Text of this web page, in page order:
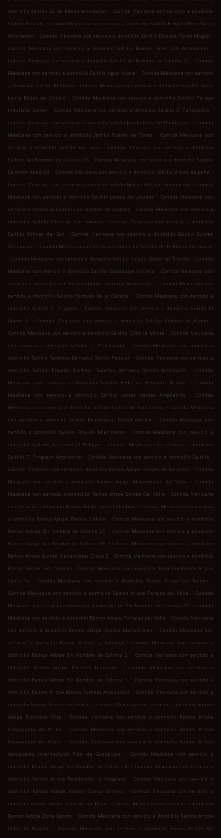
domicilio Saltillo 26 de Marzo Ampliación . Comida Mexicana con servicio a domicilio
Saltillo Girasol . Comida Mexicana con servicio a domicilio Saltillo Froylán Mier Narro
Ampliación . Comida Mexicana con servicio a domicilio Saltillo Ricardo Flores Magón .
Comida Mexicana con servicio a domicilio Saltillo Buenos Aires 2da Ampliación
.
Comida Mexicana con servicio a domicilio Saltillo Sin Nombre de Colonia 21
. Comida
Mexicana con servicio a domicilio Saltillo Agua Nueva . Comida Mexicana con servicio
a domicilio Saltillo El Álamo . Comida Mexicana con servicio a domicilio Saltillo Diana
Laura Riojas de Colosio . Comida Mexicana con servicio a domicilio Saltillo Parque
Industrial Server . Comida Mexicana con servicio a domicilio Saltillo El Tanquecito .
Comida Mexicana con servicio a domicilio Saltillo Josefa Ortiz de Domínguez . Comida
Mexicana con servicio a domicilio Saltillo Puerto de Flores
. Comida Mexicana con
servicio a domicilio Saltillo San Juan
. Comida Mexicana con servicio a domicilio
Saltillo Sin Nombre de Colonia 26 . Comida Mexicana con servicio a domicilio Saltillo
Salomón Abedrop . Comida Mexicana con servicio a domicilio Saltillo Vistas de peña .
Comida Mexicana con servicio a domicilio Saltillo Miguel Hidalgo Ampliación . Comida
Mexicana con servicio a domicilio Saltillo Lomas de Lourdes . Comida Mexicana con
servicio a domicilio Saltillo Las Huertas de Lourdes . Comida Mexicana con servicio a
domicilio Saltillo Villas de San Lorenzo
. Comida Mexicana con servicio a domicilio
Saltillo Colinas del Sur . Comida Mexicana con servicio a domicilio Saltillo Buitres
Ampliación . Comida Mexicana con servicio a domicilio Saltillo 26 de Marzo 4to Sector
. Comida Mexicana con servicio a domicilio Saltillo Eulalio Gutiérrez Treviño . Comida
Mexicana con servicio a domicilio Saltillo Guadalupe Victoria . Comida Mexicana con
servicio a domicilio Saltillo Guadalupe Victoria Ampliación
. Comida Mexicana con
servicio a domicilio Saltillo Parques de la Cañada . Comida Mexicana con servicio a
domicilio Saltillo El Progreso . Comida Mexicana con servicio a domicilio Saltillo El
Álamo II
. Comida Mexicana con servicio a domicilio Saltillo Viñedos el Álamo
.
Comida Mexicana con servicio a domicilio Saltillo Ejido la Minita . Comida Mexicana
con servicio a domicilio Saltillo La Magueyada
. Comida Mexicana con servicio a
domicilio Saltillo Federico Berrueto Barrón Popular . Comida Mexicana con servicio a
domicilio Saltillo Popular Profesor Federico Berrueto Ramón Ampliación
. Comida
Mexicana con servicio a domicilio Saltillo Federico Berrueto Barrón
.
Comida
Mexicana con servicio a domicilio Saltillo Lomas Verdes Ampliación
.
Comida
Mexicana con servicio a domicilio Saltillo Lomas de Santa Cruz
. Comida Mexicana
con servicio a domicilio Saltillo Residencial Portal del Sur . Comida Mexicana con
servicio a domicilio Saltillo Froylán Mier Narro
. Comida Mexicana con servicio a
domicilio Saltillo Hacienda el Refugio
. Comida Mexicana con servicio a domicilio
Saltillo El Progreso Ampliación . Comida Mexicana con servicio a domicilio Saltillo .
Comida Mexicana con servicio a domicilio Ramos Arizpe Parajes de los pinos . Comida
Mexicana con servicio a domicilio Ramos Arizpe Manantiales del Valle
. Comida
Mexicana con servicio a domicilio Ramos Arizpe Lomas Del Valle . Comida Mexicana
con servicio a domicilio Ramos Arizpe Zona Industrial . Comida Mexicana con servicio
a domicilio Ramos Arizpe Blanca Esthela . Comida Mexicana con servicio a domicilio
Ramos Arizpe Sin Nombre de Colonia 25 . Comida Mexicana con servicio a domicilio
Ramos Arizpe Sin Nombre de Colonia 16 . Comida Mexicana con servicio a domicilio
Ramos Arizpe Quinta Manantiales Etapa 2 . Comida Mexicana con servicio a domicilio
Ramos Arizpe Tres Nueces . Comida Mexicana con servicio a domicilio Ramos Arizpe
Santa Fe
. Comida Mexicana con servicio a domicilio Ramos Arizpe Los Valdez
.
Comida Mexicana con servicio a domicilio Ramos Arizpe Parajes del Valle
. Comida
Mexicana con servicio a domicilio Ramos Arizpe Sin Nombre de Colonia 20 . Comida
Mexicana con servicio a domicilio Ramos Arizpe Portales del Valle . Comida Mexicana
con servicio a domicilio Ramos Arizpe Quinta Manantiales
. Comida Mexicana con
servicio a domicilio Ramos Arizpe La Soledad
. Comida Mexicana con servicio a
domicilio Ramos Arizpe Sin Nombre de Colonia 2 . Comida Mexicana con servicio a
domicilio Ramos Arizpe Portales Diamante
.
Comida Mexicana con servicio a
domicilio Ramos Arizpe Sin Nombre de Colonia 3 . Comida Mexicana con servicio a
domicilio Ramos Arizpe Blanca Esthela Ampliación . Comida Mexicana con servicio a
domicilio Ramos Arizpe Los Cedros . Comida Mexicana con servicio a domicilio Ramos
Arizpe Francisco Villa
. Comida Mexicana con servicio a domicilio Ramos Arizpe
Guanajuato de Arriba
. Comida Mexicana con servicio a domicilio Ramos Arizpe
Guanajuato de Abajo
. Comida Mexicana con servicio a domicilio Ramos Arizpe
Aeropuerto Internacional Plan de Guadalupe
.
Comida Mexicana con servicio a
domicilio Ramos Arizpe Sin Nombre de Colonia 6 . Comida Mexicana con servicio a
domicilio Ramos Arizpe Residencial la Nogalera
. Comida Mexicana con servicio a
domicilio Ramos Arizpe Rincón Blanca Esthela
. Comida Mexicana con servicio a
domicilio Ramos Arizpe Valle de los Pinos . Comida Mexicana con servicio a domicilio
Ramos Arizpe Zona Centro . Comida Mexicana con servicio a domicilio Ramos Arizpe
Villas el Nogalar
. Comida Mexicana con servicio a domicilio Ramos Arizpe Sin